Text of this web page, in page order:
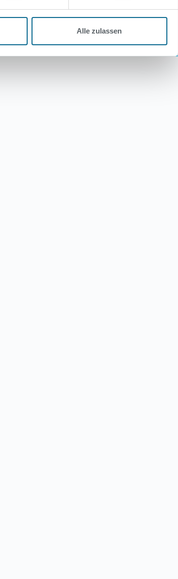
Alle zulassen